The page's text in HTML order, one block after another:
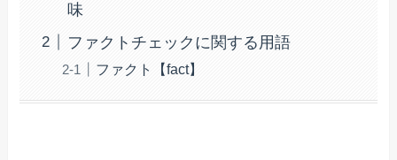
味
ファクトチェックに関する用語
ファクト【fact】